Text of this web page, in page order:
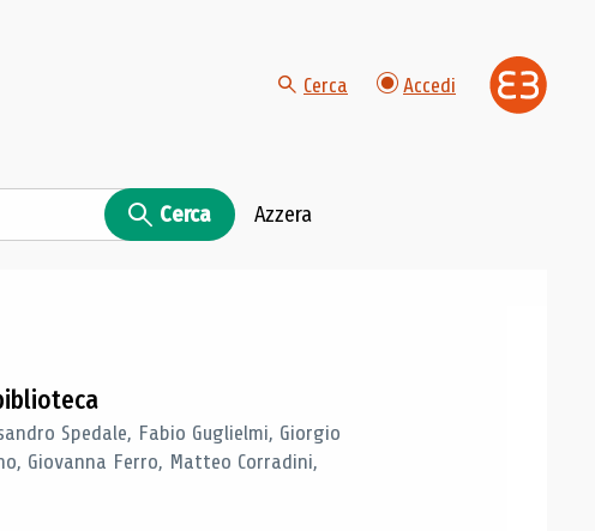
Cerca Accedi
Cerca Azzera
Spedale, Fabio Guglielmi, Giorgio
Giovanna Ferro, Matteo Corradini,